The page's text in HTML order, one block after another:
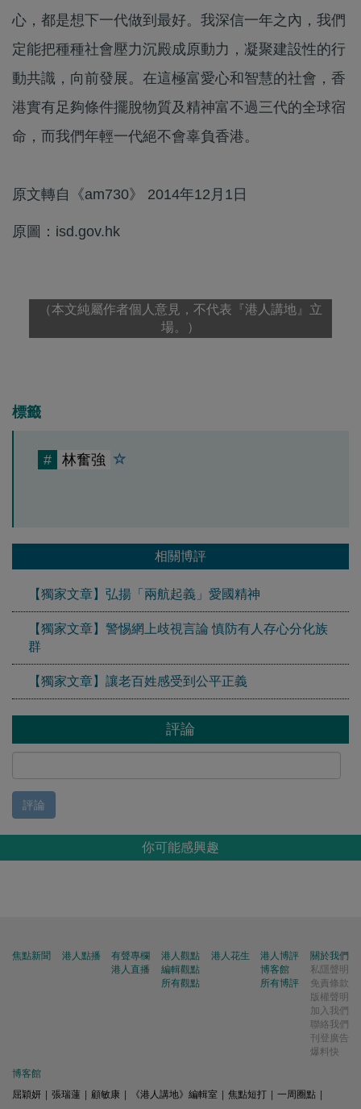
心，都是想下一代做到最好。我深信一年之內，我們
定能把種種社會壓力沉殿成原動力，凝聚建設性的行
動共識，向前發展。在這極富愛心和智慧的社會，香
港實有足夠條件擺脫物質及精神富不過三代的全球宿
命，而我們年輕一代絕不會辜負香港。
原文轉自《am730》 2014年12月1日
原圖：isd.gov.hk
（本文純屬作者個人意見，不代表『港人講地』立
場。）
標籤
# 林奮強
相關博評
【獨家文章】弘揚「兩航起義」愛國精神
【獨家文章】警惕網上歧視言論 慎防有人存心分化族
群
【獨家文章】讓老百姓感受到公平正義
評論
評論
你可能感興趣
焦點新聞 港人點播
有聲專欄
港人直播
港人觀點
編輯觀點
所有觀點
港人花生
港人博評
博客館
所有博評
關於我們
私隱聲明
免責條款
版權聲明
加入我們
聯絡我們
刊登廣告
爆料快
博客館
屈穎妍 | 張瑞蓮 | 顧敏康 | 《港人講地》編輯室 | 焦點短打 | 一周圈點 |